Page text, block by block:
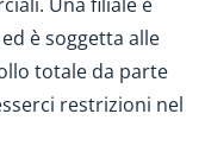
è soggetta alle
totale da parte
restrizioni nel